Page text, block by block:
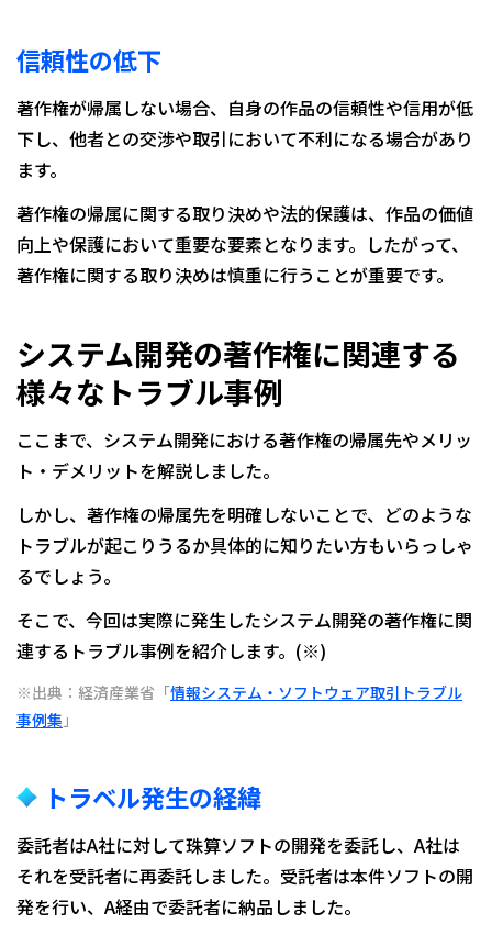
信頼性の低下
著作権が帰属しない場合、自身の作品の信頼性や信用が低
下し、他者との交渉や取引において不利になる場合があり
ます。
著作権の帰属に関する取り決めや法的保護は、作品の価値
向上や保護において重要な要素となります。したがって、
著作権に関する取り決めは慎重に行うことが重要です。
システム開発の著作権に関連する
様々なトラブル事例
ここまで、システム開発における著作権の帰属先やメリッ
ト・デメリットを解説しました。
しかし、著作権の帰属先を明確しないことで、どのような
トラブルが起こりうるか具体的に知りたい方もいらっしゃ
るでしょう。
そこで、今回は実際に発生したシステム開発の著作権に関
連するトラブル事例を紹介します。(※)
※出典：経済産業省「情報システム・ソフトウェア取引トラブル
事例集 」
トラベル発生の経緯
委託者はA社に対して珠算ソフトの開発を委託し、A社は
それを受託者に再委託しました。受託者は本件ソフトの開
発を行い、A経由で委託者に納品しました。